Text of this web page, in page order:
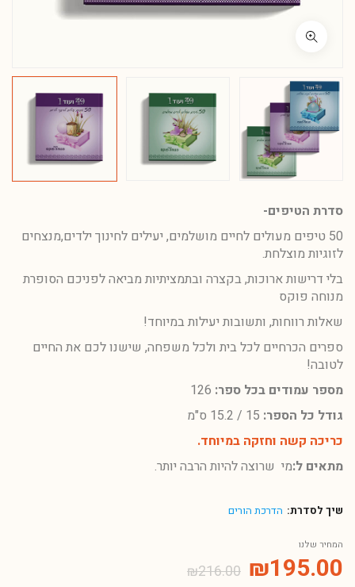
סדרת הטיפים-
50 טיפים מעולים לחיים מושלמים, יעילים לחינוך ילדים,מנצחים
לזוגיות מוצלחת.
בלי דרישות ארוכות, בקצרה ובתמציתיות מביאה לפניכם הסופרת
מנוחה פוקס
שאלות רווחות, ותשובות יעילות במיוחד!
ספרים הכרחיים לכל בית ולכל משפחה, שישנו לכם את החיים
לטובה!
מספר עמודים בכל ספר:
גודל כל הספר: 15 / 15.2 ס"מ
כריכה קשה וחזקה במיוחד.
מתאים ל:מי שרוצה להיות הרבה יותר.
שיך לסדרת: הדרכת הורים
המחיר שלנו
₪216.00 ₪195.00